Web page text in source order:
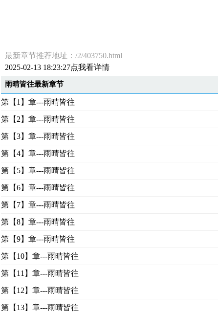
最新章节推荐地址：/2/403750.html
2025-02-13 18:23:27点我看详情
雨晴皆往最新章节
第【1】章---雨晴皆往
第【2】章---雨晴皆往
第【3】章---雨晴皆往
第【4】章---雨晴皆往
第【5】章---雨晴皆往
第【6】章---雨晴皆往
第【7】章---雨晴皆往
第【8】章---雨晴皆往
第【9】章---雨晴皆往
第【10】章---雨晴皆往
第【11】章---雨晴皆往
第【12】章---雨晴皆往
第【13】章---雨晴皆往